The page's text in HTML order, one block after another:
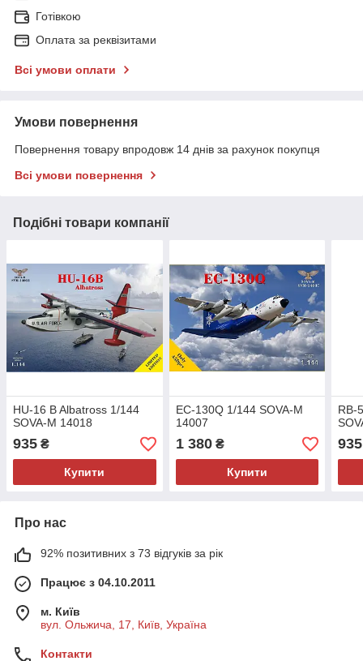
Готівкою
Оплата за реквізитами
Всі умови оплати
Умови повернення
Повернення товару впродовж 14 днів за рахунок покупця
Всі умови повернення
Подібні товари компанії
HU-16 B Albatross 1/144
SOVA-M 14018
935 ₴
Купити
EC-130Q 1/144 SOVA-M
14007
1 380₴
Купити
RB-
935
Про нас
92% позитивних з 73 відгуків за рік
Працює з 04.10.2011
м. Київ
вул. Ольжича, 17, Київ, Україна
Контакти